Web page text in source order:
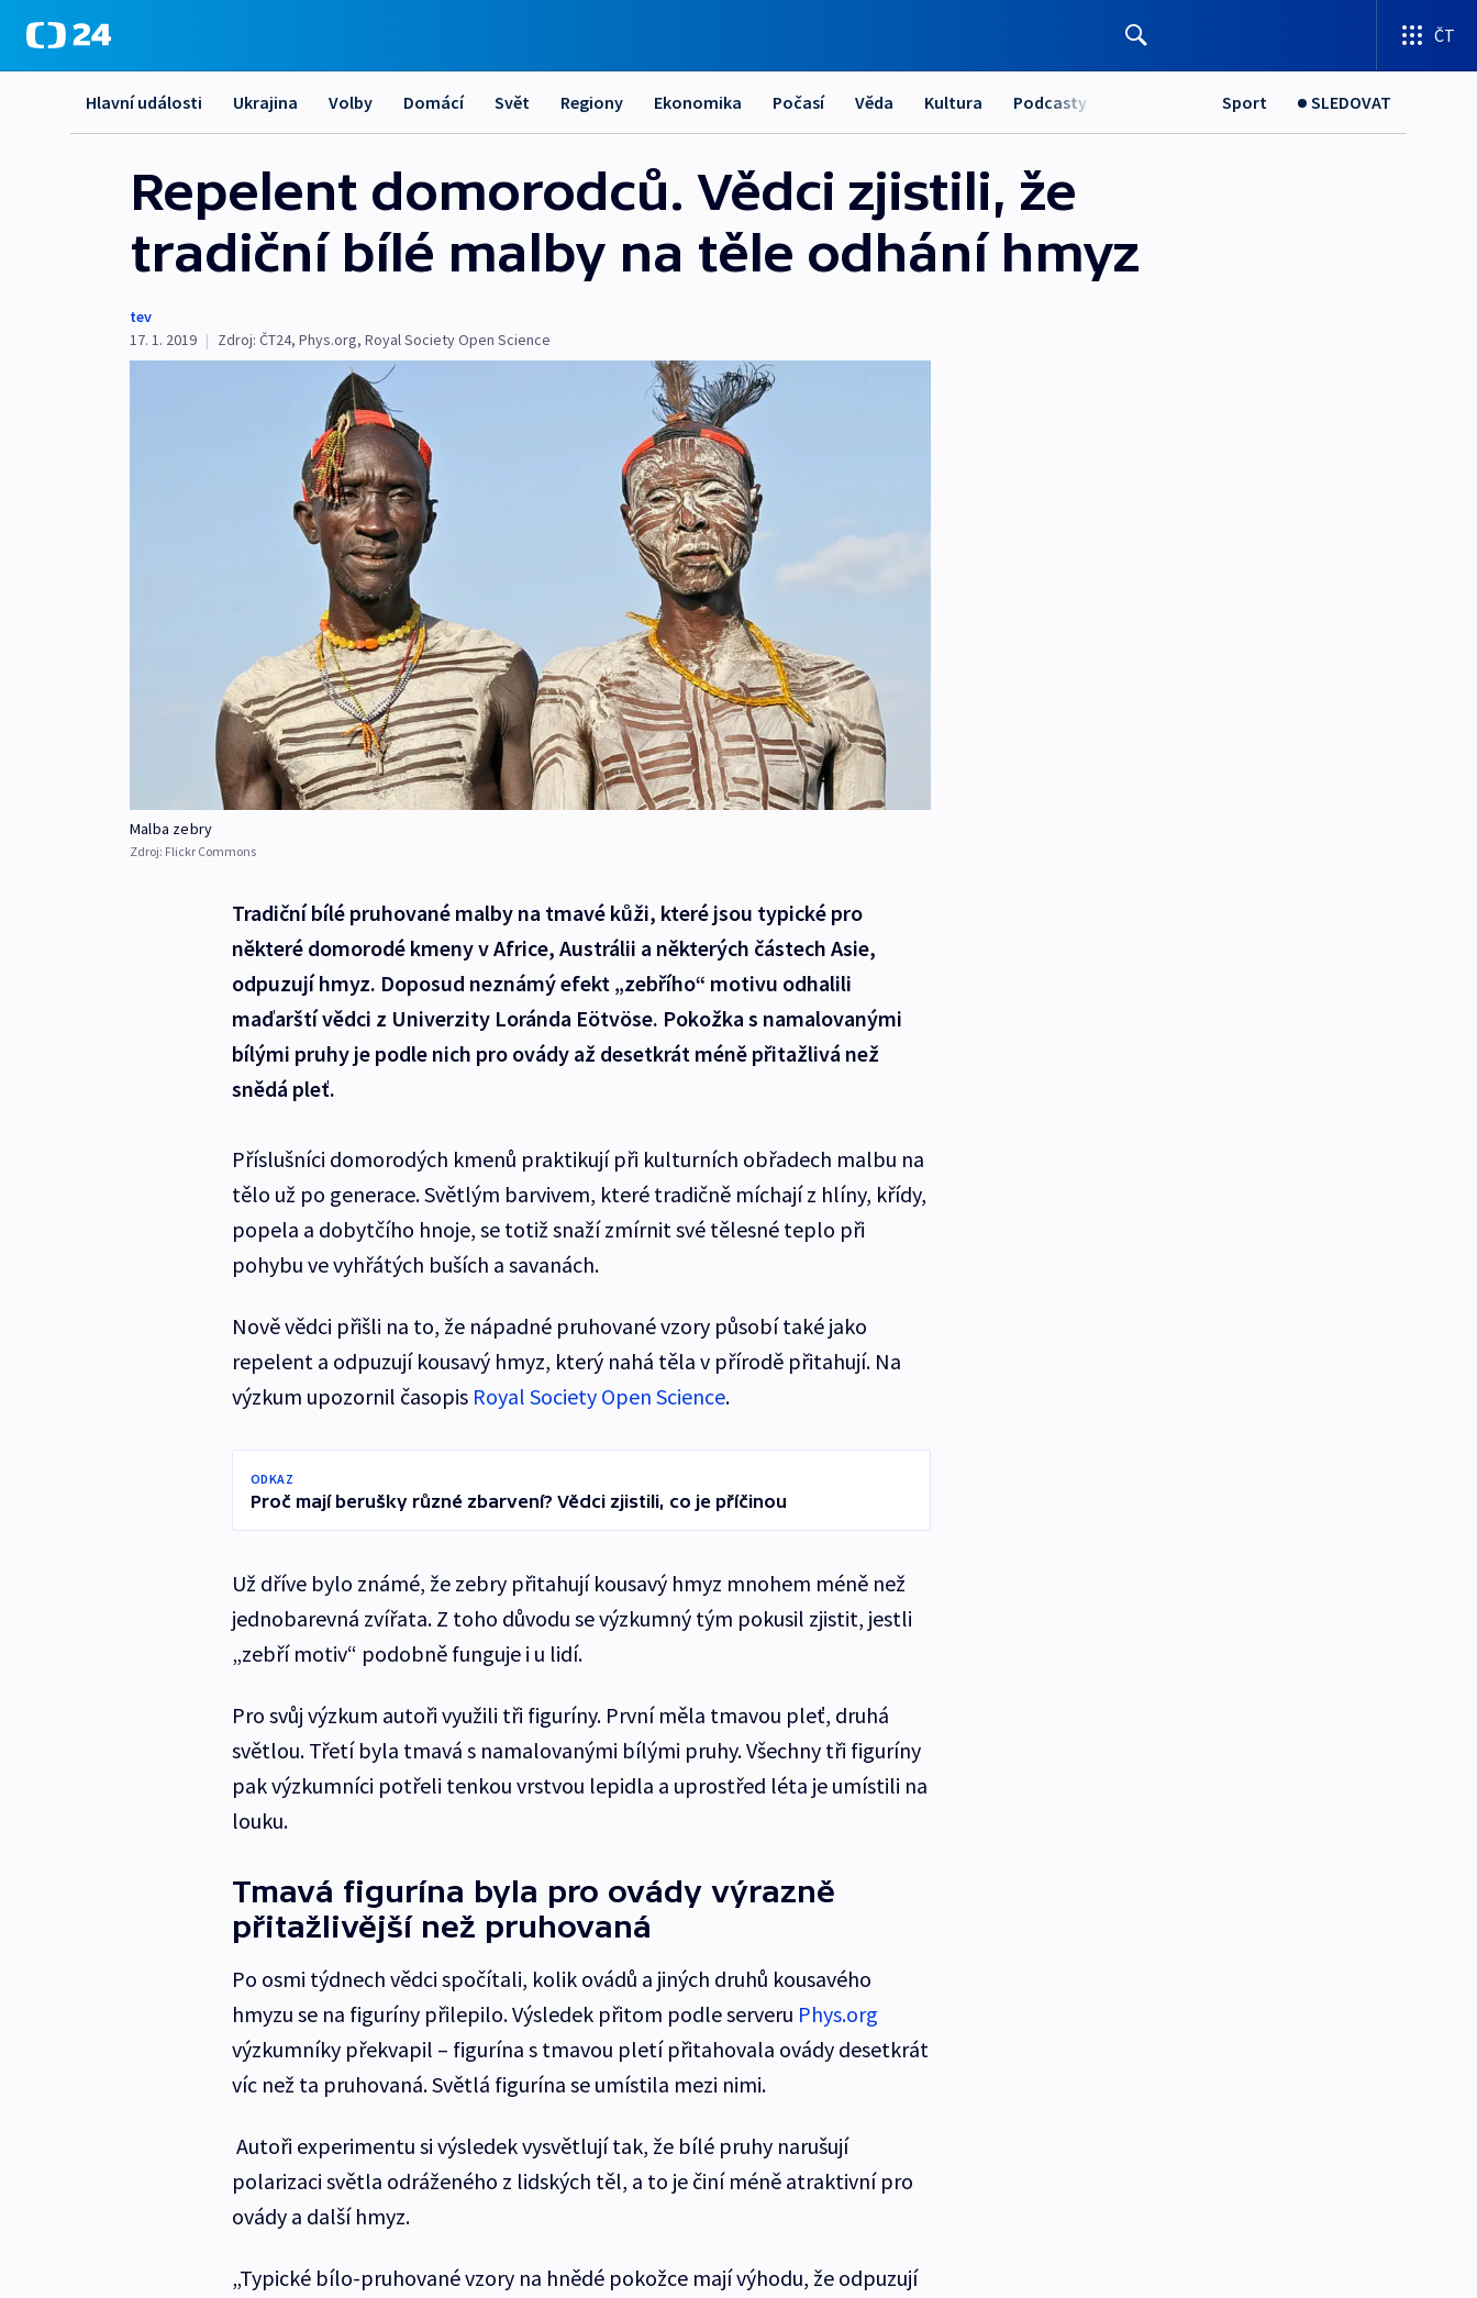
ČT
Hlavní události Ukrajina Volby Domácí Svět Regiony Ekonomika Počasí Věda Kultura Podcasty Sport SLEDOVAT
Repelent domorodců. Vědci zjistili, že
tradiční bílé malby na těle odhání hmyz
tev
17. 1. 2019 | Zdroj: ČT24, Phys.org, Royal Society Open Science
Malba zebry
Zdroj: Flickr Commons
Tradiční bílé pruhované malby na tmavé kůži, které jsou typické pro
některé domorodé kmeny v Africe, Austrálii a některých částech Asie,
odpuzují hmyz. Doposud neznámý efekt „zebřího“ motivu odhalili
maďarští vědci z Univerzity Loránda Eötvöse. Pokožka s namalovanými
bílými pruhy je podle nich pro ovády až desetkrát méně přitažlivá než
snědá pleť.
Příslušníci domorodých kmenů praktikují při kulturních obřadech malbu na
tělo už po generace. Světlým barvivem, které tradičně míchají z hlíny, křídy,
popela a dobytčího hnoje, se totiž snaží zmírnit své tělesné teplo při
pohybu ve vyhřátých buších a savanách.
Nově vědci přišli na to, že nápadné pruhované vzory působí také jako
repelent a odpuzují kousavý hmyz, který nahá těla v přírodě přitahují. Na
výzkum upozornil časopis Royal Society Open Science.
ODKAZ
Proč mají berušky různé zbarvení? Vědci zjistili, co je příčinou
Už dříve bylo známé, že zebry přitahují kousavý hmyz mnohem méně než
jednobarevná zvířata. Z toho důvodu se výzkumný tým pokusil zjistit, jestli
„zebří motiv“ podobně funguje i u lidí.
Pro svůj výzkum autoři využili tři figuríny. První měla tmavou pleť, druhá
světlou. Třetí byla tmavá s namalovanými bílými pruhy. Všechny tři figuríny
pak výzkumníci potřeli tenkou vrstvou lepidla a uprostřed léta je umístili na
louku.
Tmavá figurína byla pro ovády výrazně
přitažlivější než pruhovaná
Po osmi týdnech vědci spočítali, kolik ovádů a jiných druhů kousavého
hmyzu se na figuríny přilepilo. Výsledek přitom podle serveru Phys.org
výzkumníky překvapil – figurína s tmavou pletí přitahovala ovády desetkrát
víc než ta pruhovaná. Světlá figurína se umístila mezi nimi.
Autoři experimentu si výsledek vysvětlují tak, že bílé pruhy narušují
polarizaci světla odráženého z lidských těl, a to je činí méně atraktivní pro
ovády a další hmyz.
„Typické bílo-pruhované vzory na hnědé pokožce mají výhodu, že odpuzují